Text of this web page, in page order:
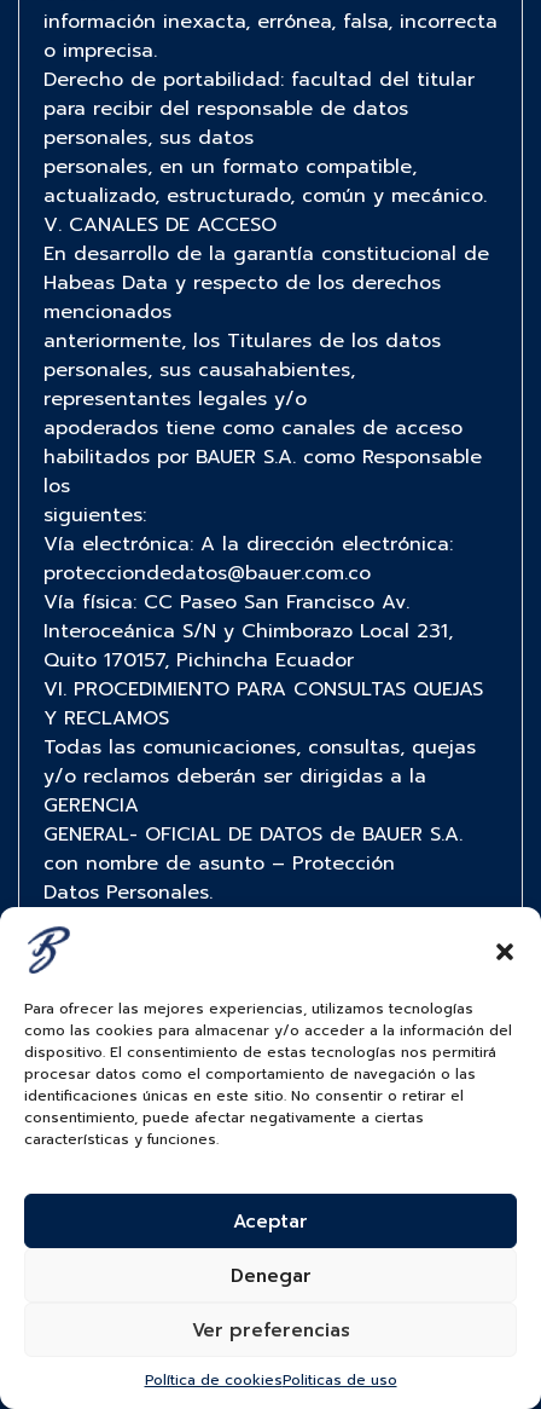
Para ofrecer las mejores experiencias, utilizamos tecnologías
como las cookies para almacenar y/o acceder a la información del
dispositivo. El consentimiento de estas tecnologías nos permitirá
procesar datos como el comportamiento de navegación o las
identificaciones únicas en este sitio. No consentir o retirar el
consentimiento, puede afectar negativamente a ciertas
características y funciones.
Aceptar
Denegar
Ver preferencias
Política de cookiesPoliticas de uso
información inexacta, errónea, falsa, incorrecta
o imprecisa.
Derecho de portabilidad: facultad del titular
para recibir del responsable de datos
personales, sus datos
personales, en un formato compatible,
actualizado, estructurado, común y mecánico.
V. CANALES DE ACCESO
En desarrollo de la garantía constitucional de
Habeas Data y respecto de los derechos
mencionados
anteriormente, los Titulares de los datos
personales, sus causahabientes,
representantes legales y/o
apoderados tiene como canales de acceso
habilitados por BAUER S.A. como Responsable
los
siguientes:
Vía electrónica: A la dirección electrónica:
protecciondedatos@bauer.com.co
Vía física: CC Paseo San Francisco Av.
Interoceánica S/N y Chimborazo Local 231,
Quito 170157, Pichincha Ecuador
VI. PROCEDIMIENTO PARA CONSULTAS QUEJAS
Y RECLAMOS
Todas las comunicaciones, consultas, quejas
y/o reclamos deberán ser dirigidas a la
GERENCIA
GENERAL- OFICIAL DE DATOS de BAUER S.A.
con nombre de asunto – Protección
Datos Personales.
Las consultas, quejas o reclamos podrán ser
presentados en los canales mencionados con
través de un documento con las
características y anexos que se describen en
cada uno de los supuestos
que a continuación se presentan
Consultas
Tratándose del derecho de petición en
respuesta en un término máximo de diez (10)
días hábiles contados a partir del día
de recepción de la petición o consulta.
dentro de dicho término se informará al